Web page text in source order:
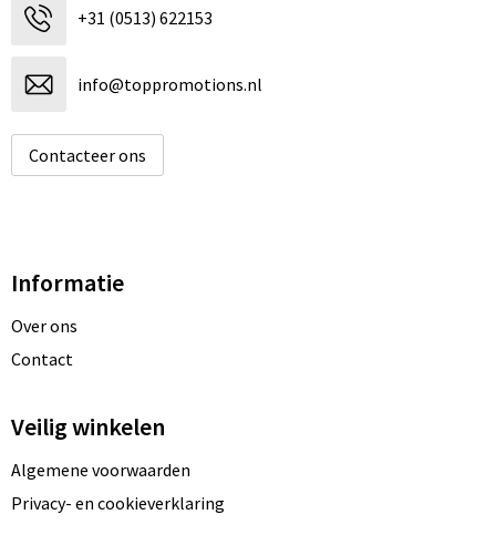
+31 (0513) 622153
info@toppromotions.nl
Contacteer ons
Informatie
Over ons
Contact
Veilig winkelen
Algemene voorwaarden
Privacy- en cookieverklaring